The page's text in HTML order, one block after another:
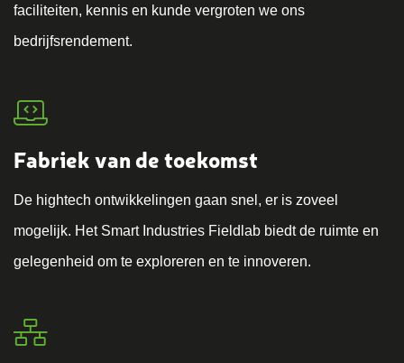
faciliteiten, kennis en kunde vergroten we ons
bedrijfsrendement.
Fabriek van de toekomst
De hightech ontwikkelingen gaan snel, er is zoveel
mogelijk. Het Smart Industries Fieldlab biedt de ruimte en
gelegenheid om te exploreren en te innoveren.